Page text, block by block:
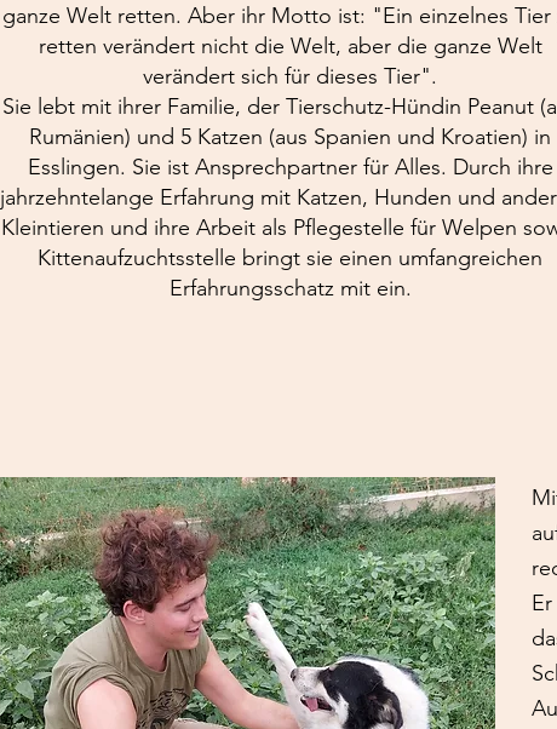
ganze Welt retten. Aber ihr Motto ist: "Ein einzelnes Tier
retten verändert nicht die Welt, aber die ganze Welt
verändert sich für dieses Tier".
Sie lebt mit ihrer Familie, der Tierschutz-Hündin Peanut
Rumänien) und 5 Katzen (aus Spanien und Kroatien) in
Esslingen. Sie ist Ansprechpartner für Alles. Durch ihre
jahrzehntelange Erfahrung mit Katzen, Hunden und
Kleintieren und ihre Arbeit als Pflegestelle für Welpen
Kittenaufzuchtsstelle bringt sie einen umfangreichen
Erfahrungsschatz mit ein.